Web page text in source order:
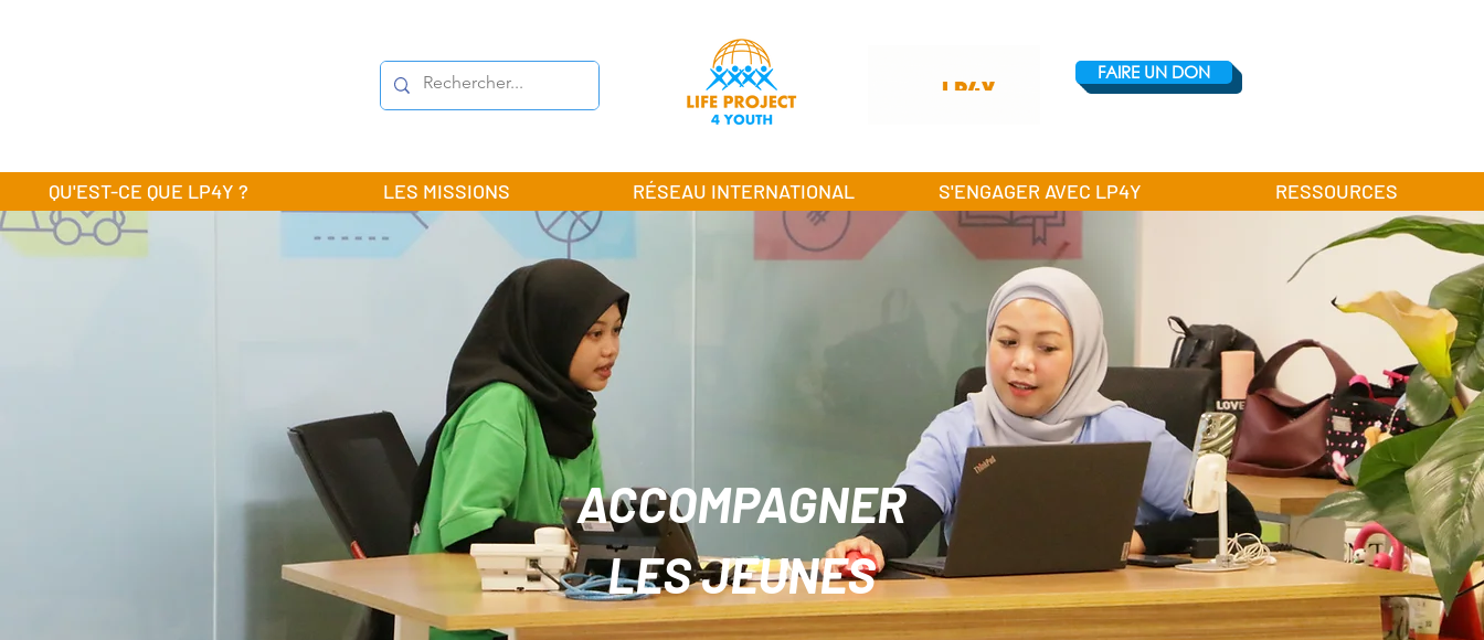
FAIRE UN DON
QU'EST-CE QUE LP4Y ? LES MISSIONS RÉSEAU INTERNATIONAL S'ENGAGER AVEC LP4Y RESSOURCES
ACCOMPAGNER
LES JEUNES